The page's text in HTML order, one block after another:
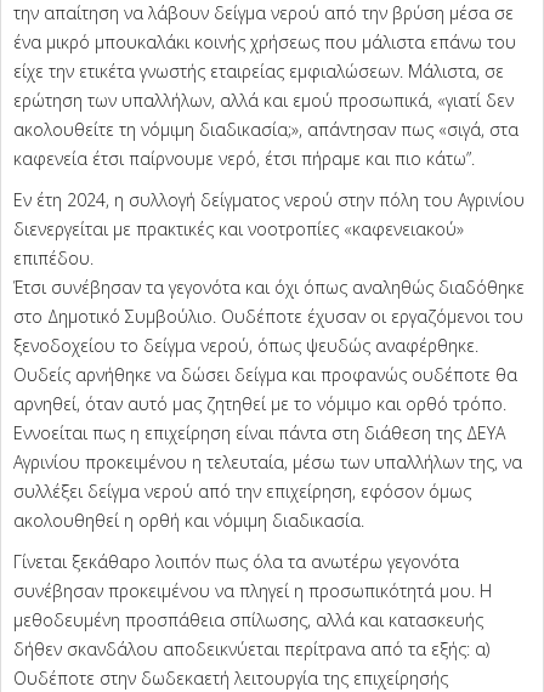
την απαίτηση να λάβουν δείγμα νερού από την βρύση μέσα σε
ένα μικρό μπουκαλάκι κοινής χρήσεως που μάλιστα επάνω του
είχε την ετικέτα γνωστής εταιρείας εμφιαλώσεων. Μάλιστα, σε
ερώτηση των υπαλλήλων, αλλά και εμού προσωπικά, «γιατί δεν
ακολουθείτε τη νόμιμη διαδικασία;», απάντησαν πως «σιγά, στα
καφενεία έτσι παίρνουμε νερό, έτσι πήραμε και πιο κάτω”.
Εν έτη 2024, η συλλογή δείγματος νερού στην πόλη του Αγρινίου
διενεργείται με πρακτικές και νοοτροπίες «καφενειακού»
επιπέδου.
Έτσι συνέβησαν τα γεγονότα και όχι όπως αναληθώς διαδόθηκε
στο Δημοτικό Συμβούλιο. Ουδέποτε έχυσαν οι εργαζόμενοι του
ξενοδοχείου το δείγμα νερού, όπως ψευδώς αναφέρθηκε.
Ουδείς αρνήθηκε να δώσει δείγμα και προφανώς ουδέποτε θα
αρνηθεί, όταν αυτό μας ζητηθεί με το νόμιμο και ορθό τρόπο.
Εννοείται πως η επιχείρηση είναι πάντα στη διάθεση της ΔΕΥΑ
Αγρινίου προκειμένου η τελευταία, μέσω των υπαλλήλων της, να
συλλέξει δείγμα νερού από την επιχείρηση, εφόσον όμως
ακολουθηθεί η ορθή και νόμιμη διαδικασία.
Γίνεται ξεκάθαρο λοιπόν πως όλα τα ανωτέρω γεγονότα
συνέβησαν προκειμένου να πληγεί η προσωπικότητά μου. Η
μεθοδευμένη προσπάθεια σπίλωσης, αλλά και κατασκευής
δήθεν σκανδάλου αποδεικνύεται περίτρανα από τα εξής: α)
Ουδέποτε στην δωδεκαετή λειτουργία της επιχείρησής